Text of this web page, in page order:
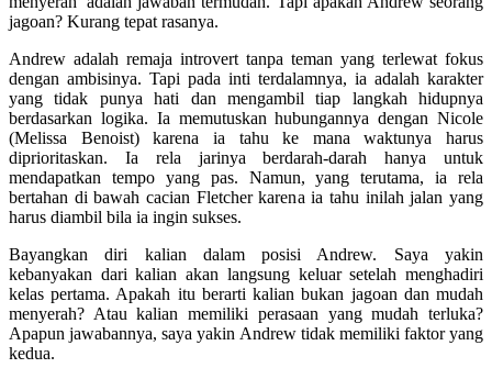
jagoan? Kurang tepat rasanya.
Andrew adalah remaja introvert tanpa teman yang terlewat fokus
dengan ambisinya. Tapi pada inti terdalamnya, ia adalah karakter
yang tidak punya hati dan mengambil tiap langkah hidupnya
berdasarkan logika. Ia memutuskan hubungannya dengan Nicole
(Melissa Benoist) karena ia tahu ke mana waktunya harus
diprioritaskan. Ia rela jarinya berdarah-darah hanya untuk
mendapatkan tempo yang pas. Namun, yang terutama, ia rela
bertahan di bawah cacian Fletcher karena ia tahu inilah jalan yang
harus diambil bila ia ingin sukses.
Bayangkan diri kalian dalam posisi Andrew. Saya yakin
kebanyakan dari kalian akan langsung keluar setelah menghadiri
kelas pertama. Apakah itu berarti kalian bukan jagoan dan mudah
menyerah? Atau kalian memiliki perasaan yang mudah terluka?
Apapun jawabannya, saya yakin Andrew tidak memiliki faktor yang
kedua.